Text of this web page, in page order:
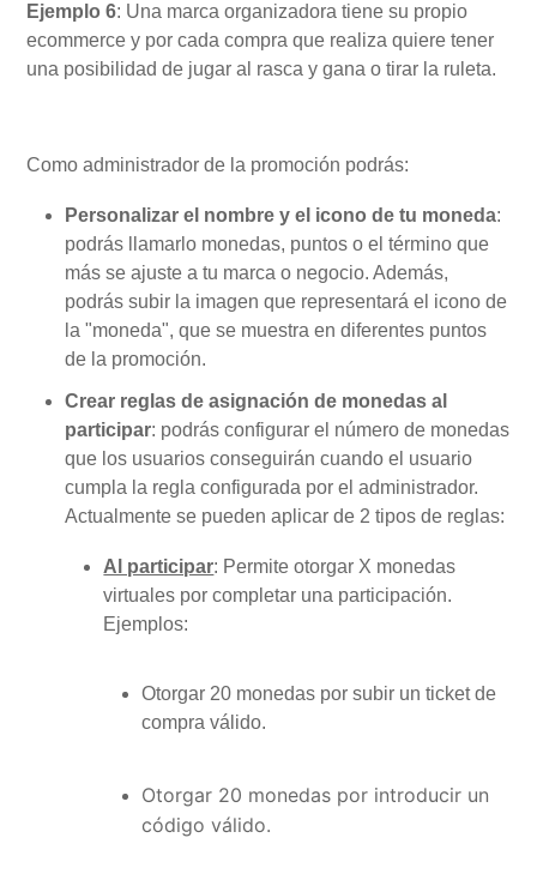
Ejemplo 6: Una marca organizadora tiene su propio
ecommerce y por cada compra que realiza quiere tener
una posibilidad de jugar al rasca y gana o tirar la ruleta.
Como administrador de la promoción podrás:
Personalizar el nombre y el icono de tu moneda:
podrás llamarlo monedas, puntos o el término que
más se ajuste a tu marca o negocio. Además,
podrás subir la imagen que representará el icono de
la "moneda", que se muestra en diferentes puntos
de la promoción.
Crear reglas de asignación de monedas al
participar: podrás configurar el número de monedas
que los usuarios conseguirán cuando el usuario
cumpla la regla configurada por el administrador.
Actualmente se pueden aplicar de 2 tipos de reglas:
Al participar: Permite otorgar X monedas
virtuales por completar una participación.
Ejemplos:
Otorgar 20 monedas por subir un ticket de
compra válido.
Otorgar 20 monedas por introducir un
código válido.